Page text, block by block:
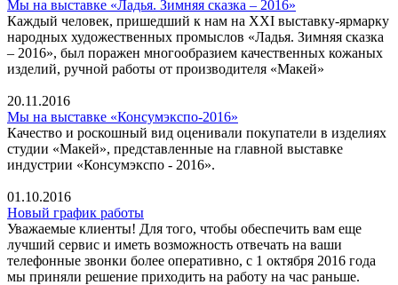
Мы на выставке «Ладья. Зимняя сказка – 2016»
Каждый человек, пришедший к нам на XXI выставку-ярмарку
народных художественных промыслов «Ладья. Зимняя сказка
– 2016», был поражен многообразием качественных кожаных
изделий, ручной работы от производителя «Макей»
20.11.2016
Мы на выставке «Консумэкспо-2016»
Качество и роскошный вид оценивали покупатели в изделиях
студии «Макей», представленные на главной выставке
индустрии «Консумэкспо - 2016».
01.10.2016
Новый график работы
Уважаемые клиенты! Для того, чтобы обеспечить вам еще
лучший сервис и иметь возможность отвечать на ваши
телефонные звонки более оперативно, с 1 октября 2016 года
мы приняли решение приходить на работу на час раньше.